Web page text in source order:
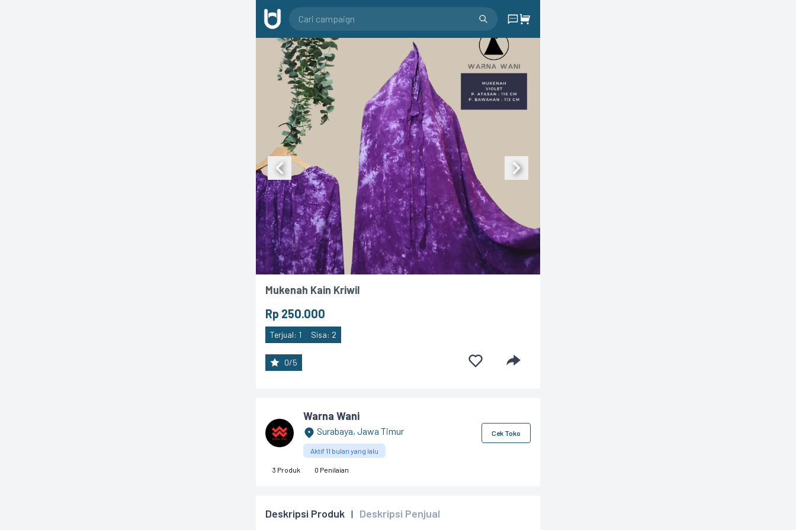
Mukenah Kain Kriwil
Rp 250.000
Terjual: 1 Sisa: 2
0/5
Warna Wani
Surabaya, Jawa Timur
Aktif 11 bulan yang lalu
Cek Toko
3 Produk 0 Penilaian
Deskripsi Produk | Deskripsi Penjual